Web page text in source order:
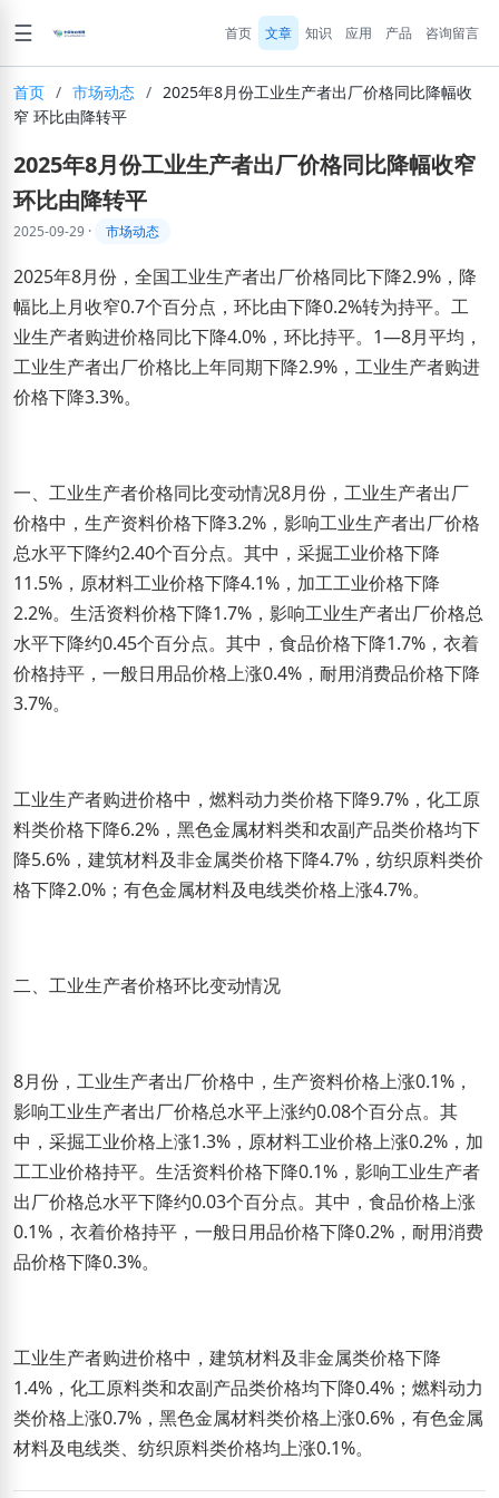
☰ 首页 文章 知识 应用 产品 咨询留言
首页 / 市场动态 / 2025年8月份工业生产者出厂价格同比降幅收
窄 环比由降转平
2025年8月份工业生产者出厂价格同比降幅收窄
环比由降转平
2025-09-29 · 市场动态
2025年8月份，全国工业生产者出厂价格同比下降2.9%，降
幅比上月收窄0.7个百分点，环比由下降0.2%转为持平。工
业生产者购进价格同比下降4.0%，环比持平。1—8月平均，
工业生产者出厂价格比上年同期下降2.9%，工业生产者购进
价格下降3.3%。
一、工业生产者价格同比变动情况8月份，工业生产者出厂
价格中，生产资料价格下降3.2%，影响工业生产者出厂价格
总水平下降约2.40个百分点。其中，采掘工业价格下降
11.5%，原材料工业价格下降4.1%，加工工业价格下降
2.2%。生活资料价格下降1.7%，影响工业生产者出厂价格总
水平下降约0.45个百分点。其中，食品价格下降1.7%，衣着
价格持平，一般日用品价格上涨0.4%，耐用消费品价格下降
3.7%。
工业生产者购进价格中，燃料动力类价格下降9.7%，化工原
料类价格下降6.2%，黑色金属材料类和农副产品类价格均下
降5.6%，建筑材料及非金属类价格下降4.7%，纺织原料类价
格下降2.0%；有色金属材料及电线类价格上涨4.7%。
二、工业生产者价格环比变动情况
8月份，工业生产者出厂价格中，生产资料价格上涨0.1%，
影响工业生产者出厂价格总水平上涨约0.08个百分点。其
中，采掘工业价格上涨1.3%，原材料工业价格上涨0.2%，加
工工业价格持平。生活资料价格下降0.1%，影响工业生产者
出厂价格总水平下降约0.03个百分点。其中，食品价格上涨
0.1%，衣着价格持平，一般日用品价格下降0.2%，耐用消费
品价格下降0.3%。
工业生产者购进价格中，建筑材料及非金属类价格下降
1.4%，化工原料类和农副产品类价格均下降0.4%；燃料动力
类价格上涨0.7%，黑色金属材料类价格上涨0.6%，有色金属
材料及电线类、纺织原料类价格均上涨0.1%。